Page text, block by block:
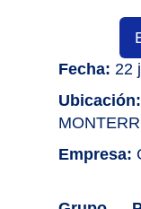
Fecha: 22
Ubicación:
Empresa: